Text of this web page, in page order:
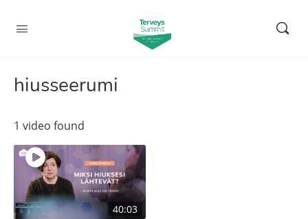
hiusseerumi
1 video found
40:03